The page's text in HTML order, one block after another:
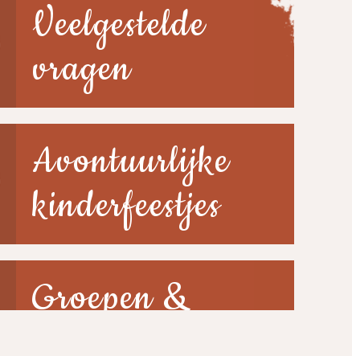
Veelgestelde
vragen
Avontuurlijke
kinderfeestjes
Groepen &